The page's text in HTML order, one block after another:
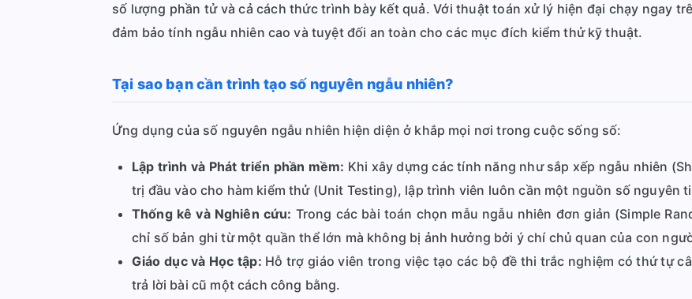
số lượng phần tử và cả cách thức trình bày kết quả. Với thuật toán xử lý hiện đại chạy ngay
đảm bảo tính ngẫu nhiên cao và tuyệt đối an toàn cho các mục đích kiểm thử kỹ thuật.
Tại sao bạn cần trình tạo số nguyên ngẫu nhiên?
Ứng dụng của số nguyên ngẫu nhiên hiện diện ở khắp mọi nơi trong cuộc sống số:
Lập trình và Phát triển phần mềm: Khi xây dựng các tính năng như sắp xếp ngẫu nhiên
trị đầu vào cho hàm kiểm thử (Unit Testing), lập trình viên luôn cần một nguồn số nguyên
Thống kê và Nghiên cứu: Trong các bài toán chọn mẫu ngẫu nhiên đơn giản (Simple
chỉ số bản ghi từ một quần thể lớn mà không bị ảnh hưởng bởi ý chí chủ quan của con
Giáo dục và Học tập: Hỗ trợ giáo viên trong việc tạo các bộ đề thi trắc nghiệm có thứ tự
trả lời bài cũ một cách công bằng.